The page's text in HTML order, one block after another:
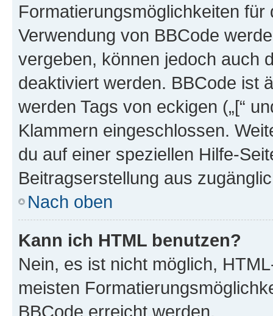
Formatierungsmöglichkeiten
Verwendung von BBCode
vergeben, können jedoch auch
deaktiviert werden. BBCode ist
werden Tags von eckigen („[“
Klammern eingeschlossen.
du auf einer speziellen Hilfe-
Beitragserstellung aus
Nach oben
Kann ich HTML benutzen?
Nein, es ist nicht möglich,
meisten
BBCode erreicht werden.